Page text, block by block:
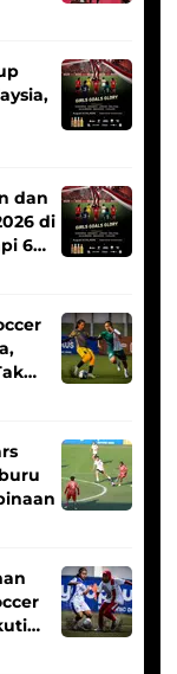
dan
di
6